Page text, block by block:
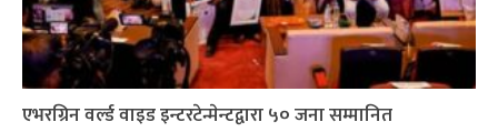
एभरग्रिन वर्ल्ड वाइड इन्टरटेन्मेन्टद्वारा ५० जना सम्मानित